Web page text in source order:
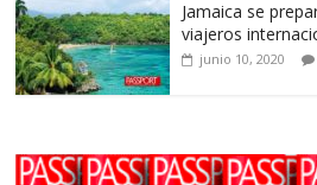
Jamaica se
viajeros
junio 10, 2020